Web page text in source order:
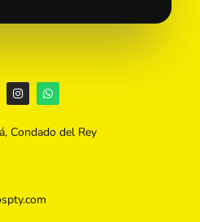
Condado del Rey